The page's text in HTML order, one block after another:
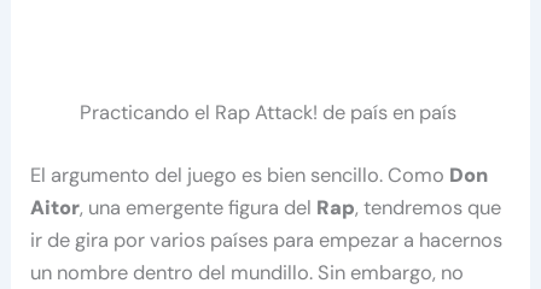
Practicando el Rap Attack! de país en país
El argumento del juego es bien sencillo. Como Don
Aitor, una emergente figura del Rap, tendremos que
ir de gira por varios países para empezar a hacernos
un nombre dentro del mundillo. Sin embargo, no